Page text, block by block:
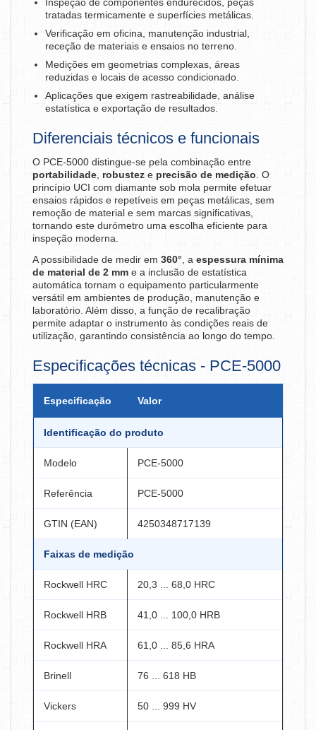
tratadas termicamente e superfícies metálicas.
Verificação em oficina, manutenção industrial,
receção de materiais e ensaios no terreno.
Medições em geometrias complexas, áreas
reduzidas e locais de acesso condicionado.
Aplicações que exigem rastreabilidade, análise
estatística e exportação de resultados.
Diferenciais técnicos e funcionais
O PCE-5000 distingue-se pela combinação entre
portabilidade robustez e precisão de medição . O
princípio UCI com diamante sob mola permite efetuar
ensaios rápidos e repetíveis em peças metálicas, sem
remoção de material e sem marcas significativas,
tornando este durómetro uma escolha eficiente para
inspeção moderna.
A possibilidade de medir em 360° , a espessura mínima
de material de 2 mm e a inclusão de estatística
automática tornam o equipamento particularmente
versátil em ambientes de produção, manutenção e
laboratório. Além disso, a função de recalibração
permite adaptar o instrumento às condições reais de
utilização, garantindo consistência ao longo do tempo.
Especificações técnicas - PCE-5000
Especificação Valor
Identificação do produto
Modelo PCE-5000
Referência PCE-5000
GTIN (EAN) 4250348717139
Faixas de medição
Rockwell HRC 20,3 ... 68,0 HRC
Rockwell HRB 41,0 ... 100,0 HRB
Rockwell HRA 61,0 ... 85,6 HRA
Brinell 76 ... 618 HB
Vickers 50 ... 999 HV